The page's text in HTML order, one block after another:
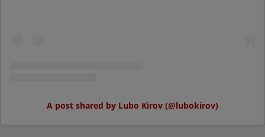
A post shared by Lubo Kirov (@lubokirov)